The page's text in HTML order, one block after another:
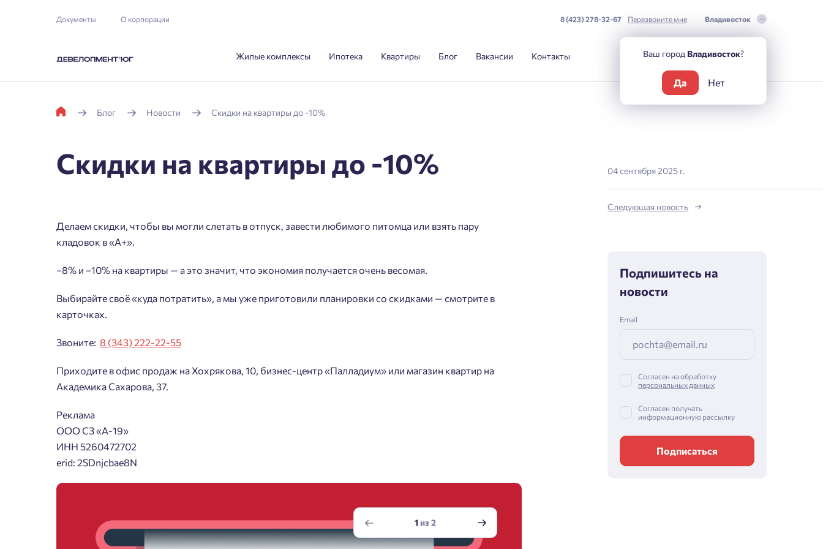
Документы О корпорации 8 (423) 278-32-67 Перезвоните мне Владивосток
Жилые комплексы Ипотека Квартиры Блог Вакансии Контакты
Блог Новости Скидки на квартиры до -10%
Скидки на квартиры до -10%
Делаем скидки, чтобы вы могли слетать в отпуск, завести любимого питомца или взять пару
кладовок в «А+».
−8% и −10% на квартиры — а это значит, что экономия получается очень весомая.
Выбирайте своё «куда потратить», а мы уже приготовили планировки со скидками — смотрите в
карточках.
Звоните: 8 (343) 222-22-55
Приходите в офис продаж на Хохрякова, 10, бизнес-центр «Палладиум» или магазин квартир на
Академика Сахарова, 37.
Реклама
ООО СЗ «А-19»
ИНН 5260472702
erid: 2SDnjcbae8N
1из2
04 сентября 2025 г.
Следующая новость
Подпишитесь на
новости
Email
Согласен на обработку
персональных данных
Согласен получать
информационную рассылку
Подписаться
Ваш город Владивосток?
Да Нет